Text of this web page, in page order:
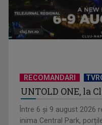
Hora care unește generații |
RECOMANDARI
UNTOLD ONE, la
Între 6 și 9 august 2026
inima Central Park,